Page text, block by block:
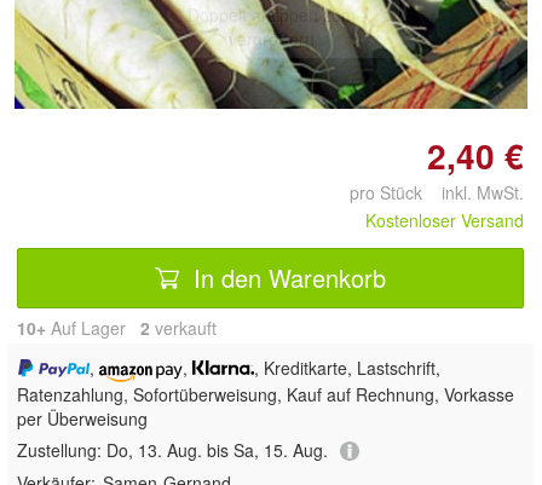
Doppelt antippen zum
vergrößern
2,40 €
pro Stück inkl. MwSt.
Kostenloser Versand
In den Warenkorb
10+ Auf Lager 2 verkauft
,
,
, Kreditkarte, Lastschrift,
Ratenzahlung, Sofortüberweisung, Kauf auf Rechnung, Vorkasse
per Überweisung
Zustellung: Do, 13. Aug. bis Sa, 15. Aug.